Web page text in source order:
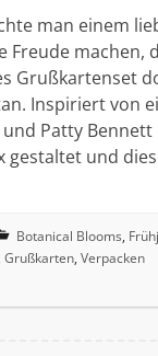
man einem
Freude machen,
Grußkartenset
Inspiriert von
Patty
gestaltet und
Botanical Blooms,
Grußkarten, Verpacken